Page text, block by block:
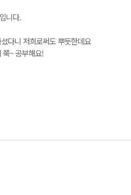
니다.
다니 저희로써도 뿌듯한데요
쭉~ 공부해요!